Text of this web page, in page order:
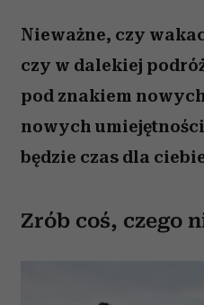
Nieważne, czy
czy w dalekiej
pod znakiem
nowych
będzie czas dla
Zrób coś, czego